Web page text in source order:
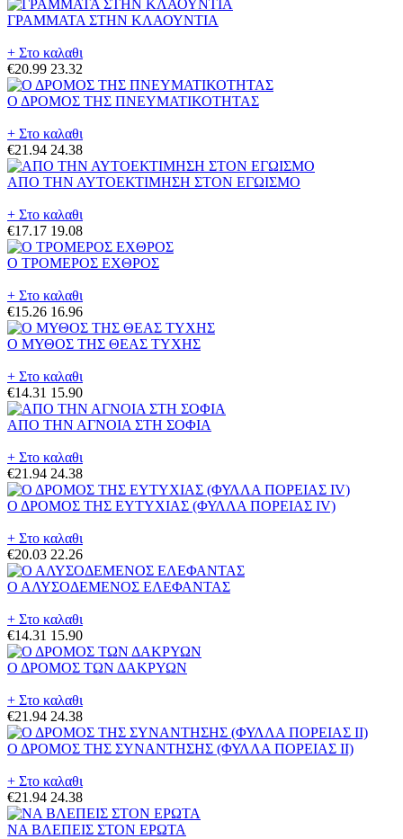
ΓΡΑΜΜΑΤΑ ΣΤΗΝ ΚΛΑΟΥΝΤΙΑ
+ Στο καλαθι
€20.99 23.32
Ο ΔΡΟΜΟΣ ΤΗΣ ΠΝΕΥΜΑΤΙΚΟΤΗΤΑΣ
+ Στο καλαθι
€21.94 24.38
ΑΠΟ ΤΗΝ ΑΥΤΟΕΚΤΙΜΗΣΗ ΣΤΟΝ ΕΓΩΙΣΜΟ
+ Στο καλαθι
€17.17 19.08
Ο ΤΡΟΜΕΡΟΣ ΕΧΘΡΟΣ
+ Στο καλαθι
€15.26 16.96
Ο ΜΥΘΟΣ ΤΗΣ ΘΕΑΣ ΤΥΧΗΣ
+ Στο καλαθι
€14.31 15.90
ΑΠΟ ΤΗΝ ΑΓΝΟΙΑ ΣΤΗ ΣΟΦΙΑ
+ Στο καλαθι
€21.94 24.38
Ο ΔΡΟΜΟΣ ΤΗΣ ΕΥΤΥΧΙΑΣ (ΦΥΛΛΑ ΠΟΡΕΙΑΣ IV)
+ Στο καλαθι
€20.03 22.26
Ο ΑΛΥΣΟΔΕΜΕΝΟΣ ΕΛΕΦΑΝΤΑΣ
+ Στο καλαθι
€14.31 15.90
Ο ΔΡΟΜΟΣ ΤΩΝ ΔΑΚΡΥΩΝ
+ Στο καλαθι
€21.94 24.38
Ο ΔΡΟΜΟΣ ΤΗΣ ΣΥΝΑΝΤΗΣΗΣ (ΦΥΛΛΑ ΠΟΡΕΙΑΣ II)
+ Στο καλαθι
€21.94 24.38
ΝΑ ΒΛΕΠΕΙΣ ΣΤΟΝ ΕΡΩΤΑ